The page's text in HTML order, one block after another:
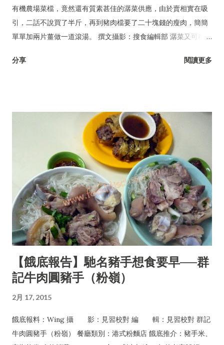
有機農場菜檔，竟然還有質素甚佳的潺菜供應，由於賣相實在吸
引，二話不說買了半斤，再到豬肉檔要了二十塊錢的瘦肉，簡簡
單單加兩片薑做一道滾湯。 撰文攝影：搜食編輯部 潺菜又可稱木
分享 閱讀更多
【餓底報告】馳名豬手想食要早──群
記牛肉圓豬手（粉嶺）
2月 17, 2015
餓底報料：Wing 攝 影：見習校對 編 輯：見習校對 群記
牛肉圓豬手（粉嶺） 餐廳類別：港式粉麵店 餓底推介：豬手米、